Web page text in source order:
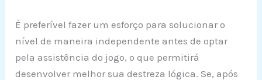
É preferível fazer um esforço para solucionar o
nível de maneira independente antes de optar
pela assistência do jogo, o que permitirá
desenvolver melhor sua destreza lógica. Se, após